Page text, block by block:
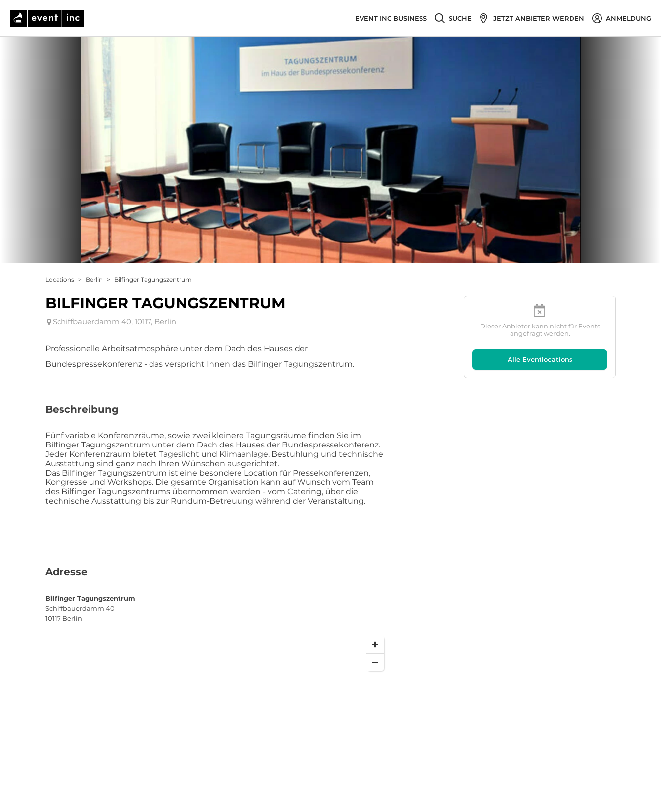
EVENT INC BUSINESS SUCHE JETZT ANBIETER WERDEN ANMELDUNG
Locations > Berlin > Bilfinger Tagungszentrum
BILFINGER TAGUNGSZENTRUM
Schiffbauerdamm 40, 10117, Berlin
Professionelle Arbeitsatmosphäre unter dem Dach des Hauses der
Bundespressekonferenz - das verspricht Ihnen das Bilfinger Tagungszentrum.
Beschreibung
Fünf variable Konferenzräume, sowie zwei kleinere Tagungsräume finden Sie im
Bilfinger Tagungszentrum unter dem Dach des Hauses der Bundespressekonferenz.
Jeder Konferenzraum bietet Tageslicht und Klimaanlage. Bestuhlung und technische
Ausstattung sind ganz nach Ihren Wünschen ausgerichtet.
Das Bilfinger Tagungszentrum ist eine besondere Location für Pressekonferenzen,
Kongresse und Workshops. Die gesamte Organisation kann auf Wunsch vom Team
des Bilfinger Tagungszentrums übernommen werden - vom Catering, über die
technische Ausstattung bis zur Rundum-Betreuung während der Veranstaltung.
Adresse
Bilfinger Tagungszentrum
Schiffbauerdamm 40
10117 Berlin
Dieser Anbieter kann nicht für Events
angefragt werden.
Alle Eventlocations